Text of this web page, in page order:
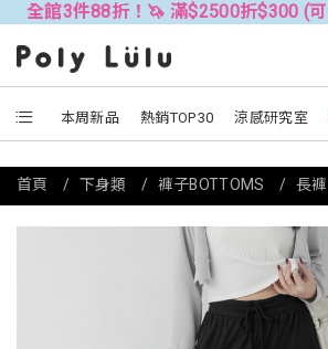
88折！🦄 滿$2500折$300 (可累折）
本周新品 熱銷TOP30 涼感研究室
首頁 下身類 褲子BOTTOMS 長褲